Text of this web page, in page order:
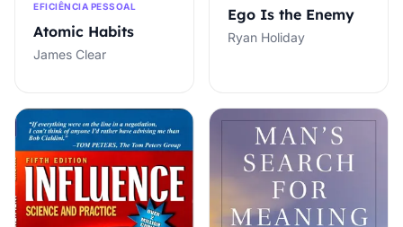
EFICIÊNCIA PESSOAL
Atomic Habits
James Clear
Ego Is the Enemy
Ryan Holiday